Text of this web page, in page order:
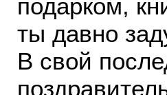
подарком,
ты давно
В свой